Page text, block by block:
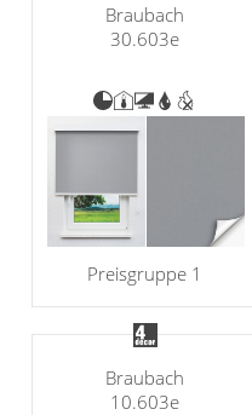
Braubach
30.603e
Preisgruppe 1
Braubach
10.603e